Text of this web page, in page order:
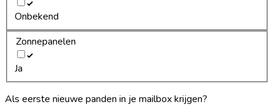
Onbekend
Zonnepanelen
Ja
Als eerste nieuwe panden in je mailbox krijgen?